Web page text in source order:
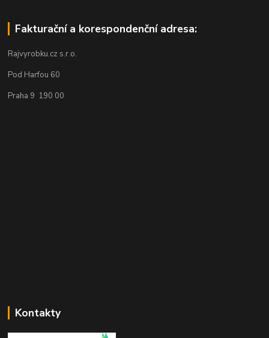
Fakturační a korespondenční adresa:
Rajvyrobku.cz s.r.o.
Pod Harfou 60
Praha 9 190 00
Kontakty